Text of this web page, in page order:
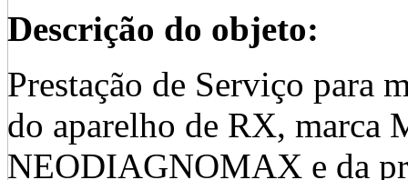
Descrição do objeto:
Prestação de Serviço para
do aparelho de RX, marca
NEODIAGNOMAX e da